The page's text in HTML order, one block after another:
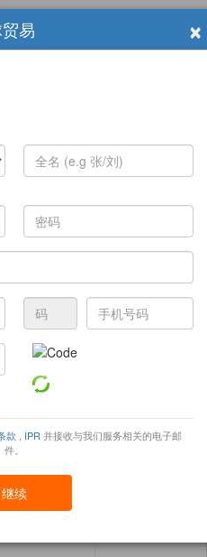
×
易
款 IPR 并接收与我们服务相关的电子邮
件。
继续
贸易展览会
购需求